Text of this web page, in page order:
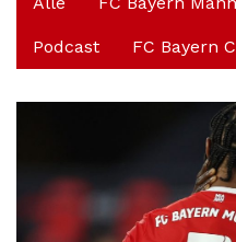
Podcast FC Bayern